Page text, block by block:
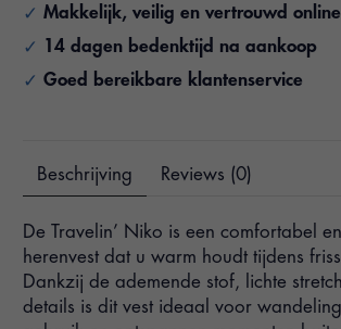
Makkelijk, veilig en vertrouwd
14 dagen bedenktijd na aankoop
Goed bereikbare klantenservice
Beschrijving Reviews (0)
De Travelin’ Niko is een comfortabel
herenvest dat u warm houdt tijdens
Dankzij de ademende stof, lichte
details is dit vest ideaal voor